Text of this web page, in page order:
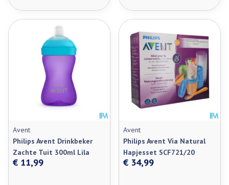
Avent
Philips Avent Drinkbeker
Zachte Tuit 300ml Lila
€ 11,99
Avent
Philips Avent Via Natural
Hapjesset SCF721/20
€ 34,99